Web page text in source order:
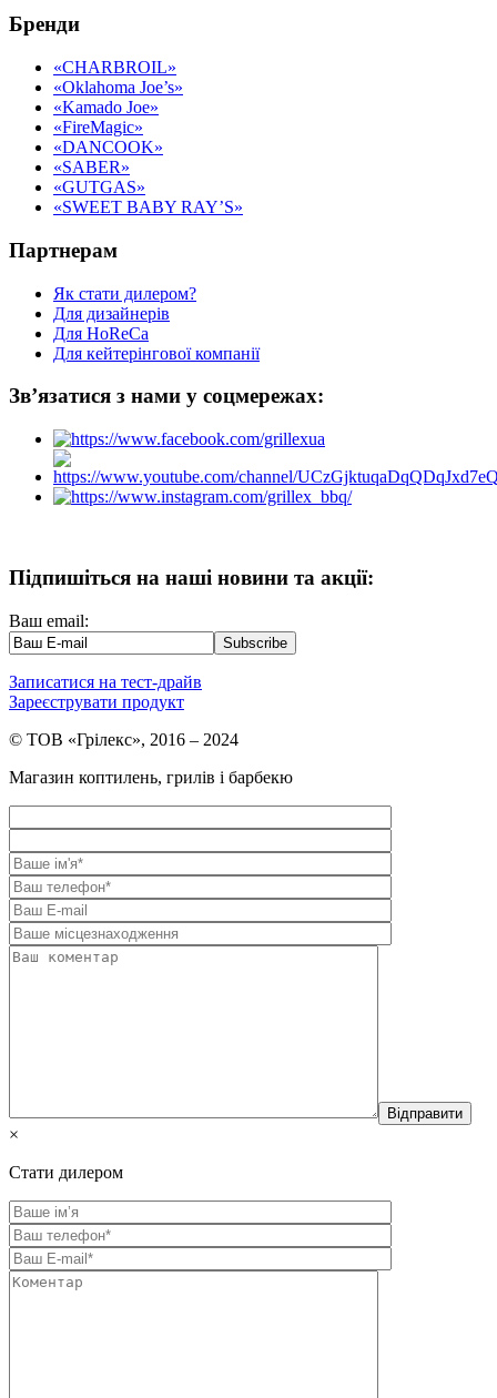
Бренди
«CHARBROIL»
«Oklahoma Joe’s»
«Kamado Joe»
«FireMagic»
«DANCOOK»
«SABER»
«GUTGAS»
«SWEET BABY RAY’S»
Партнерам
Як стати дилером?
Для дизайнерів
Для HoReCa
Для кейтерінгової компанії
Зв’язатися з нами у соцмережах:
Підпишіться на наші новини та акції:
Ваш email:
Записатися на тест-драйв
Зареєструвати продукт
© ТОВ «Грілекс», 2016 – 2024
Магазин коптилень, грилів і барбекю
×
Стати дилером